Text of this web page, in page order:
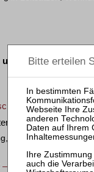
Privat-
v. 26.06.2013 – 32
bei
Schuldnerberatung
5 A 2533/09.Z